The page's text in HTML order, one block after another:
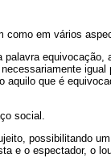
em vários
equivocação,
que é
social.
possibilitando
e o espectador, o